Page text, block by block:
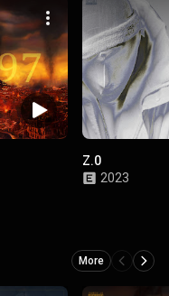
Z.0
2023
More